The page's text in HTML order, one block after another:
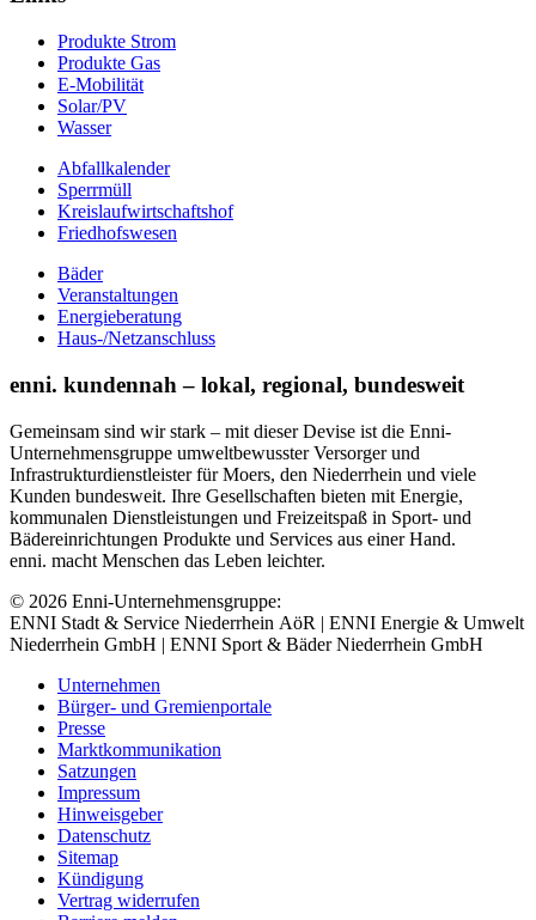
Produkte Strom
Produkte Gas
E-Mobilität
Solar/PV
Wasser
Abfallkalender
Sperrmüll
Kreislaufwirtschaftshof
Friedhofswesen
Bäder
Veranstaltungen
Energieberatung
Haus-/Netzanschluss
enni. kundennah – lokal, regional, bundesweit
Gemeinsam sind wir stark – mit dieser Devise ist die Enni-
Unternehmensgruppe umweltbewusster Versorger und
Infrastrukturdienstleister für Moers, den Niederrhein und viele
Kunden bundesweit. Ihre Gesellschaften bieten mit Energie,
kommunalen Dienstleistungen und Freizeitspaß in Sport- und
Bädereinrichtungen Produkte und Services aus einer Hand.
enni. macht Menschen das Leben leichter.
© 2026 Enni-Unternehmensgruppe:
ENNI Stadt & Service Niederrhein AöR | ENNI Energie & Umwelt
Niederrhein GmbH | ENNI Sport & Bäder Niederrhein GmbH
Unternehmen
Bürger- und Gremienportale
Presse
Marktkommunikation
Satzungen
Impressum
Hinweisgeber
Datenschutz
Sitemap
Kündigung
Vertrag widerrufen